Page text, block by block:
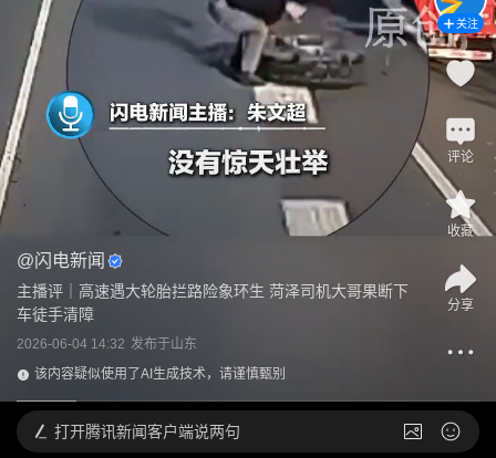
@闪电新闻
主播评｜高速遇大轮胎拦路险象环生 菏泽司机大哥果断下
车徒手清障
2026-06-04 14:32 发布于山东
该内容疑似使用了AI生成技术，请谨慎甄别
关注
评论
收藏
分享
打开腾讯新闻客户端说两句